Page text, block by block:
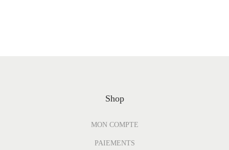
Shop
MON COMPTE
PAIEMENTS